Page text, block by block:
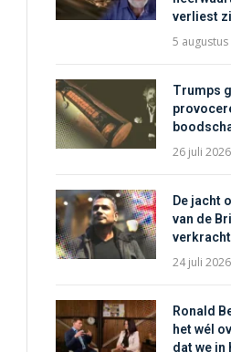
verliest
5 augustus
Trumps
26 juli 2026
De jacht
van de
24 juli 2026
Ronald
het wél
dat we in